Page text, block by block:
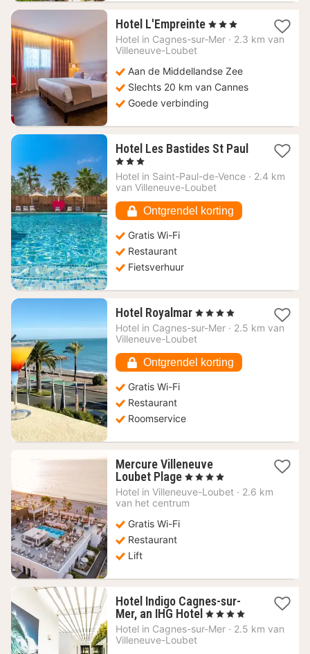
Hotel L'Empreinte 1
nacht
€
, 3 Sterren
Hotel in Cagnes-sur-Mer · 2.3 km van
Villeneuve-Loubet
Aan de Middellandse Zee
Slechts 20 km van Cannes
Goede verbinding
Hotel Les Bastides St Paul
1
nacht
vanaf
€
, 3 Sterren
Hotel in Saint-Paul-de-Vence · 2.4 km
van Villeneuve-Loubet
Ontgrendel korting
Gratis Wi-Fi
Restaurant
Fietsverhuur
Hotel Royalmar 1
nacht
vanaf
€
, 4 Sterren
Hotel in Cagnes-sur-Mer · 2.5 km van
Villeneuve-Loubet
Ontgrendel korting
Gratis Wi-Fi
Restaurant
Roomservice
Mercure Villeneuve
Loubet Plage 1
nacht
vanaf
, 4 Sterren
Hotel in Villeneuve-Loubet · 2.6 km
van het centrum
Gratis Wi-Fi
Restaurant
Lift
Hotel Indigo Cagnes-sur-
Mer, an IHG Hotel 1
nacht
, 4 Sterren
Hotel in Cagnes-sur-Mer · 2.5 km van
Villeneuve-Loubet